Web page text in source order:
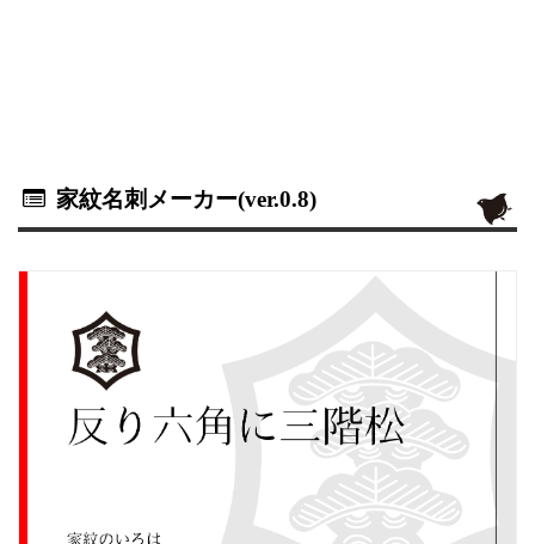
家紋名刺メーカー(ver.0.8)